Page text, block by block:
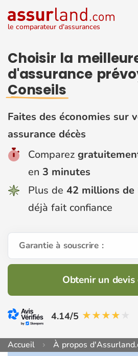
le comparateur d'assurances
Choisir la
d'assurance
Conseils
Faites des économies sur
assurance décès
Comparez
en 3 minutes
Plus de 42 millions de
déjà fait confiance
Garantie à souscrire :
Obtenir un
4.14/5
Accueil À propos